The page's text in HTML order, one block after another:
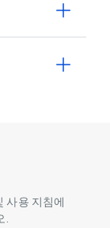
사용 지침에
.